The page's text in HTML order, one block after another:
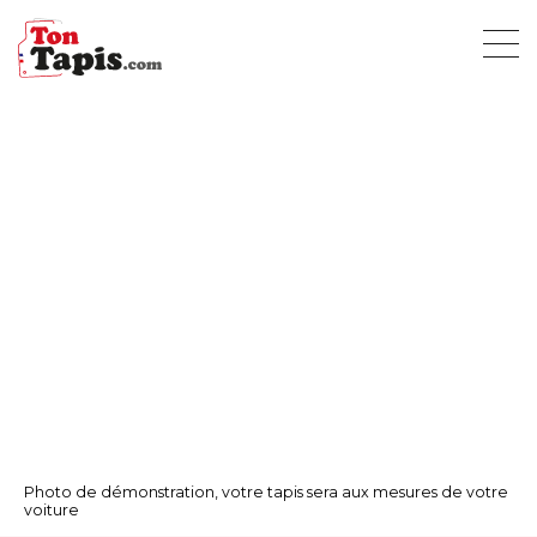
Photo de démonstration, votre tapis sera aux mesures de votre
voiture